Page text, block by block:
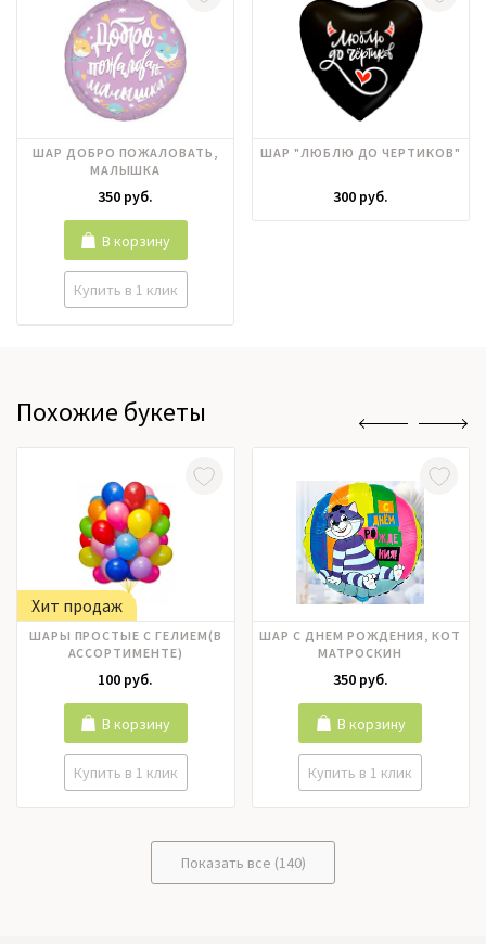
ШАР ДОБРО ПОЖАЛОВАТЬ,
МАЛЫШКА
350 руб.
Купить в 1 клик
В корзину
ШАР "ЛЮБЛЮ ДО ЧЕРТИКОВ"
300 руб.
Похожие букеты
Хит продаж
ШАРЫ ПРОСТЫЕ С ГЕЛИЕМ(В
АССОРТИМЕНТЕ)
100 руб.
Купить в 1 клик
В корзину
ШАР С ДНЕМ РОЖДЕНИЯ, КОТ
МАТРОСКИН
350 руб.
Купить в 1 клик
В корзину
Показать все (140)